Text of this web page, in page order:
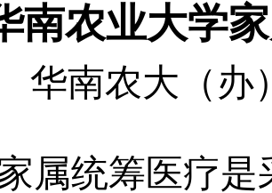
南农业大学
华南农大（办
属统筹医疗